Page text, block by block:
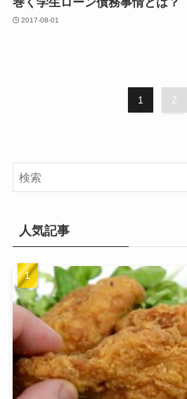
巻く学生ローン債務事情とは？
2017-08-01
1 2
人気記事